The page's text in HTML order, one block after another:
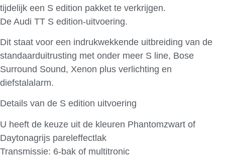
tijdelijk een S edition pakket te verkrijgen.
De Audi TT S edition-uitvoering.
Dit staat voor een indrukwekkende uitbreiding van de
standaarduitrusting met onder meer S line, Bose
Surround Sound, Xenon plus verlichting en
diefstalalarm.
Details van de S edition uitvoering
U heeft de keuze uit de kleuren Phantomzwart of
Daytonagrijs pareleffectlak
Transmissie: 6-bak of multitronic